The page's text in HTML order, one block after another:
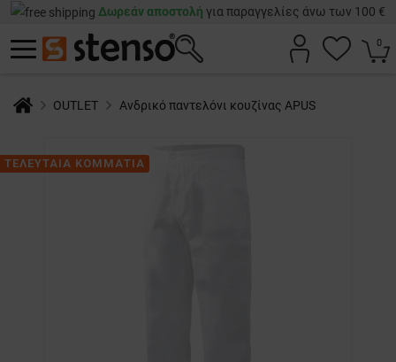
Δωρεάν αποστολή για παραγγελίες άνω των 100 €
0
OUTLET Ανδρικό παντελόνι κουζίνας APUS
ΤΕΛΕΥΤΑΙΑ ΚΟΜΜΑΤΙΑ